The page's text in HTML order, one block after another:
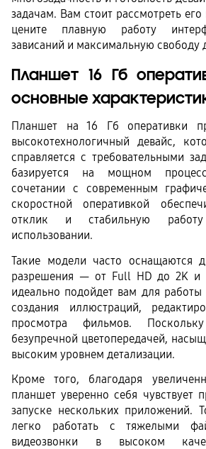
задачам. Вам стоит рассмотреть
цените плавную работу
зависаний и максимальную свободу
Планшет 16 Гб
основные
Планшет на 16 Гб оперативки
высокотехнологичный девайс,
справляется с требовательными
базируется на мощном
сочетании с современным
скоростной оперативкой
отклик и стабильную
использовании.
Такие модели часто оснащаются
разрешения — от Full HD до 2K и
идеально подойдет вам для работы
создания иллюстраций,
просмотра фильмов.
безупречной цветопередачей,
высоким уровнем детализации.
Кроме того, благодаря
планшет уверенно себя чувствует
запуске нескольких приложений.
легко работать с тяжелыми
видеозвонки в высоком